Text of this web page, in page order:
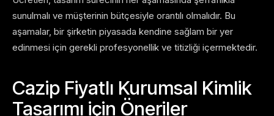
sunulmalı ve müşterinin bütçesiyle orantılı olmalıdır. Bu
aşamalar, bir şirketin piyasada kendine sağlam bir yer
edinmesi için gerekli profesyonellik ve titizliği içermektedir.
Cazip Fiyatlı Kurumsal Kimlik
Tasarımı için Öneriler